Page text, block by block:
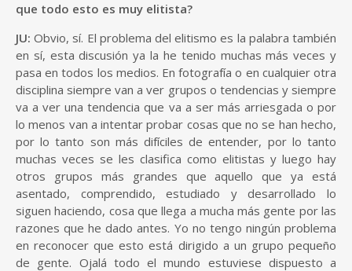
que todo esto es muy elitista?
JU: Obvio, sí. El problema del elitismo es la palabra también
en sí, esta discusión ya la he tenido muchas más veces y
pasa en todos los medios. En fotografía o en cualquier otra
disciplina siempre van a ver grupos o tendencias y siempre
va a ver una tendencia que va a ser más arriesgada o por
lo menos van a intentar probar cosas que no se han hecho,
por lo tanto son más difíciles de entender, por lo tanto
muchas veces se les clasifica como elitistas y luego hay
otros grupos más grandes que aquello que ya está
asentado, comprendido, estudiado y desarrollado lo
siguen haciendo, cosa que llega a mucha más gente por las
razones que he dado antes. Yo no tengo ningún problema
en reconocer que esto está dirigido a un grupo pequeño
de gente. Ojalá todo el mundo estuviese dispuesto a